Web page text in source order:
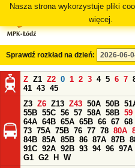
Nasza strona wykorzystuje pliki
więcej.
Sprawdź rozkład na dzień:
Z Z1 Z2 0 1 2 3 4 5 6 7
41 43 45
Z3 Z6 Z13 Z43 50A 50B
55B 55C 56 57 58A 58B 59
64A 64B 65A 65B 66 67 68
73 75A 75B 76 77 78 80A
84B 85A 85B 86 87A 87B
91C 92A 92B 93 94 96 97A
G1 G2 H
W